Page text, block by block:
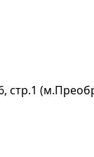
стр.1